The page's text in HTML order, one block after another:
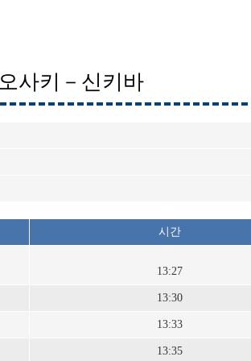
오사키－신키바
시간
13:27
13:30
13:33
13:35